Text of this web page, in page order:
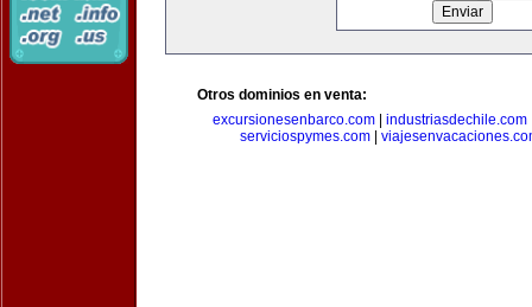
Otros dominios en venta:
excursionesenbarco.com
industriasdechile.com
serviciospymes.com